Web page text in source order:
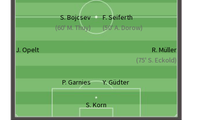
S. Bojcsev
(60' M. Thuy)
F. Seiferth
(50' A. Dorow)
J. Opelt
R. Müller
(75' S. Eckold)
P. Garnies Y. Güdter
S. Korn